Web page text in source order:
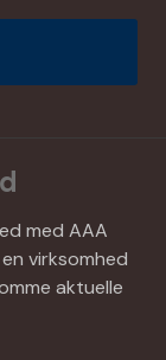
med AAA
virksomhed
aktuelle